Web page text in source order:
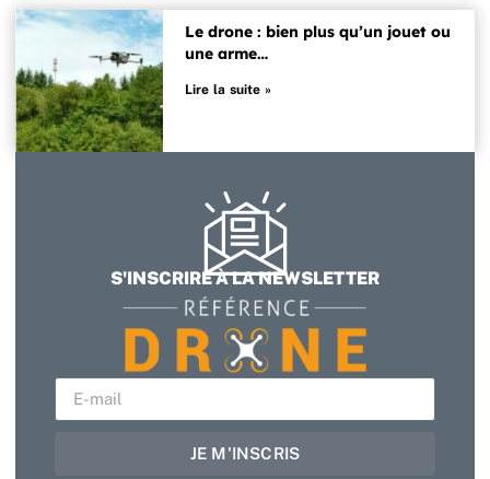
Le drone : bien plus qu’un jouet ou
une arme…
Lire la suite »
S'INSCRIRE À LA NEWSLETTER
JE M'INSCRIS